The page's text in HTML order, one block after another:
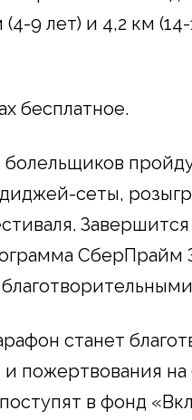
9 лет) и 4,2 км
бесплатное.
сеты,
станет
пожертвования
в фонд